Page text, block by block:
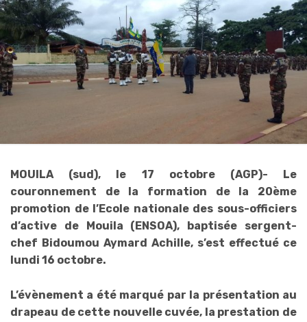
MOUILA (sud), le 17 octobre (AGP)- Le
couronnement de la formation de la 20ème
promotion de l’Ecole nationale des sous-officiers
d’active de Mouila (ENSOA), baptisée sergent-
chef Bidoumou Aymard Achille, s’est effectué ce
lundi 16 octobre.
L’évènement a été marqué par la présentation au
drapeau de cette nouvelle cuvée, la prestation de